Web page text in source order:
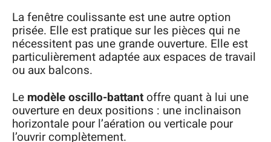
La fenêtre coulissante est une autre option
prisée. Elle est pratique sur les pièces qui ne
nécessitent pas une grande ouverture. Elle est
particulièrement adaptée aux espaces de travail
ou aux balcons.
Le modèle oscillo-battant offre quant à lui une
ouverture en deux positions : une inclinaison
horizontale pour l’aération ou verticale pour
l’ouvrir complètement.